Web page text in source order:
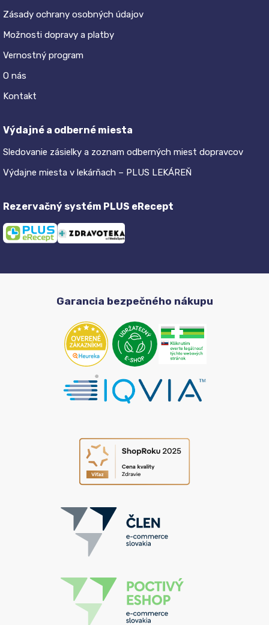
Zásady ochrany osobných údajov
Možnosti dopravy a platby
Vernostný program
O nás
Kontakt
Výdajné a odberné miesta
Sledovanie zásielky a zoznam odberných miest dopravcov
Výdajne miesta v lekárňach – PLUS LEKÁREŇ
Rezervačný systém PLUS eRecept
Garancia bezpečného nákupu